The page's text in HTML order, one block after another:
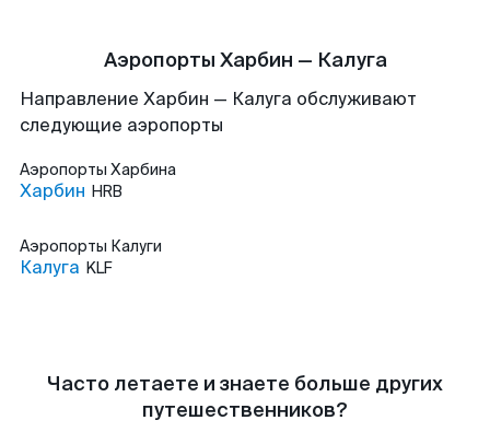
Аэропорты Харбин — Калуга
Направление Харбин — Калуга обслуживают
следующие аэропорты
Аэропорты Харбина
Харбин HRB
Аэропорты Калуги
Калуга KLF
Часто летаете и знаете больше других
путешественников?